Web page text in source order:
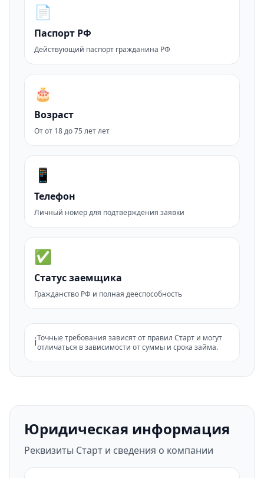
📄
Паспорт РФ
Действующий паспорт гражданина РФ
🎂
Возраст
От от 18 до 75 лет лет
📱
Телефон
Личный номер для подтверждения заявки
✅
Статус заемщика
Гражданство РФ и полная дееспособность
ℹ️Точные требования зависят от правил Старт и могут
отличаться в зависимости от суммы и срока займа.
Юридическая информация
Реквизиты Старт и сведения о компании